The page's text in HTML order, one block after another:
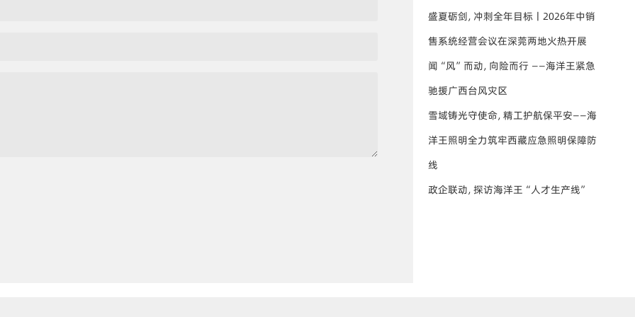
盛夏砺剑，冲刺全年目标丨2026年中销
售系统经营会议在深莞两地火热开展
闻“风”而动，向险而行 ——海洋王紧急
驰援广西台风灾区
雪域铸光守使命，精工护航保平安——海
洋王照明全力筑牢西藏应急照明保障防
线
政企联动，探访海洋王“人才生产线”